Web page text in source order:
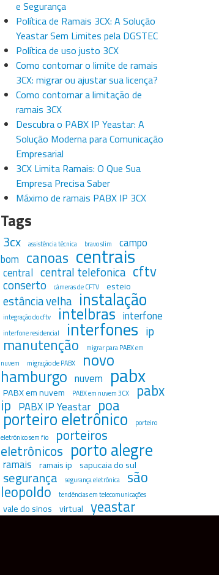
e Segurança
Política de Ramais 3CX: A Solução
Yeastar Sem Limites pela DGSTEC
Política de uso justo 3CX
Como contornar o limite de ramais
3CX: migrar ou ajustar sua licença?
Como contornar a limitação de
ramais 3CX
Descubra o PABX IP Yeastar: A
Solução Moderna para Comunicação
Empresarial
3CX Limita Ramais: O Que Sua
Empresa Precisa Saber
Máximo de ramais PABX IP 3CX
Tags
3cx assistência técnica bravo slim
campo
bom canoas centrais
central central telefonica cftv
conserto câmeras de CFTV esteio
estância velha instalação
integração do cftv intelbras interfone
interfone residencial interfones ip
manutenção
migrar para PABX em
nuvem
migração de PABX novo
hamburgo nuvem pabx
PABX em nuvem PABX em nuvem 3CX pabx
ip PABX IP Yeastar poa
porteiro eletrônico
porteiro
eletrônico sem fio
porteiros
eletrônicos porto alegre
ramais ramais ip sapucaia do sul
segurança segurança eletrônica são
leopoldo tendências em telecomunicações
vale do sinos virtual yeastar